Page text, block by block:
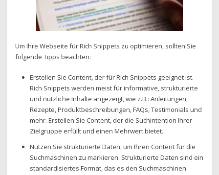
Um Ihre Webseite für Rich Snippets zu optimieren, sollten Sie
folgende Tipps beachten:
Erstellen Sie Content, der für Rich Snippets geeignet ist.
Rich Snippets werden meist für informative, strukturierte
und nützliche Inhalte angezeigt, wie z.B.: Anleitungen,
Rezepte, Produktbeschreibungen, FAQs, Testimonials und
mehr. Erstellen Sie Content, der die Suchintention Ihrer
Zielgruppe erfüllt und einen Mehrwert bietet.
Nutzen Sie strukturierte Daten, um Ihren Content für die
Suchmaschinen zu markieren. Strukturierte Daten sind ein
standardisiertes Format, das es den Suchmaschinen